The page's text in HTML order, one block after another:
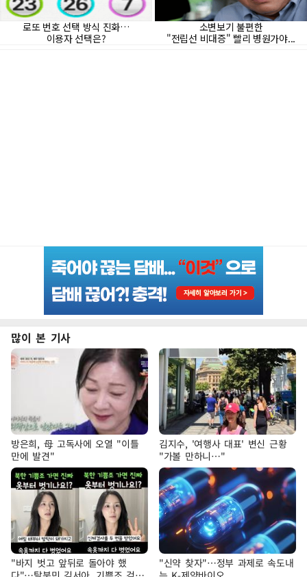
많이 본 기사
방은희, 母 고독사에 오열 "이틀
만에 발견"
김지수, '여행사 대표' 변신 근황
"가볼 만하니…"
"바지 벗고 앞뒤로 돌아야 했
"신약 찾자"…정부 과제로 속도내